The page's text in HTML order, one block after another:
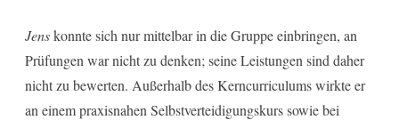
Jenskonnte sich nur mittelbar in die Gruppe einbringen, an
Prüfungen war nicht zu denken; seine Leistungen sind daher
nicht zu bewerten. Außerhalb des Kerncurriculums wirkte er
an einem praxisnahen Selbstverteidigungskurs sowie bei